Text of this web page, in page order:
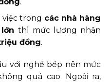
trong các nhà hàng
thì mức lương nhận
đồng.
với nghề bếp nên mức
quá cao. Ngoài ra,